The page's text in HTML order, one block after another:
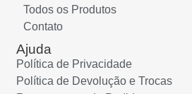
Todos os Produtos
Contato
Ajuda
Política de Privacidade
Política de Devolução e Trocas